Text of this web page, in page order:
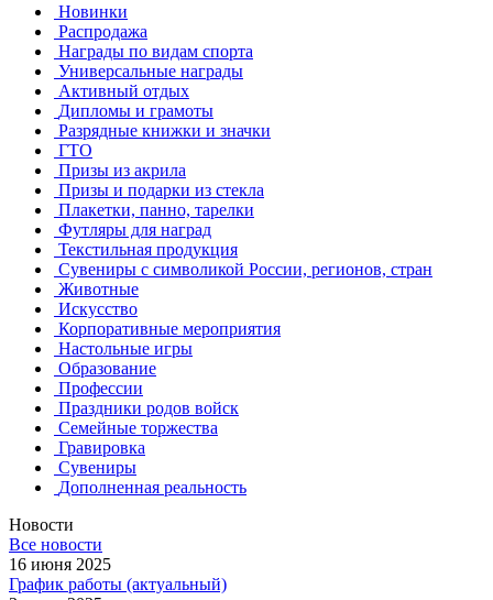
Новинки
Распродажа
Награды по видам спорта
Универсальные награды
Активный отдых
Дипломы и грамоты
Разрядные книжки и значки
ГТО
Призы из акрила
Призы и подарки из стекла
Плакетки, панно, тарелки
Футляры для наград
Текстильная продукция
Сувениры с символикой России, регионов, стран
Животные
Искусство
Корпоративные мероприятия
Настольные игры
Образование
Профессии
Праздники родов войск
Семейные торжества
Гравировка
Сувениры
Дополненная реальность
Новости
Все новости
16 июня 2025
График работы (актуальный)